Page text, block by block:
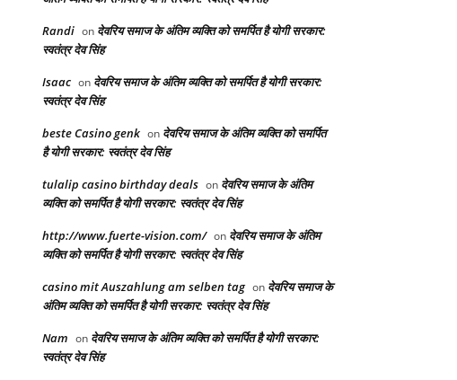
Randi on देवरिय समाज के अंतिम व्यक्ति को समर्पित है योगी सरकार:
स्वतंत्र देव सिंह
Isaac on देवरिय समाज के अंतिम व्यक्ति को समर्पित है योगी सरकार:
स्वतंत्र देव सिंह
beste Casino genk on देवरिय समाज के अंतिम व्यक्ति को समर्पित
है योगी सरकार: स्वतंत्र देव सिंह
tulalip casino birthday deals on देवरिय समाज के अंतिम
व्यक्ति को समर्पित है योगी सरकार: स्वतंत्र देव सिंह
http://www.fuerte-vision.com/ on देवरिय समाज के अंतिम
व्यक्ति को समर्पित है योगी सरकार: स्वतंत्र देव सिंह
casino mit Auszahlung am selben tag on देवरिय समाज के
अंतिम व्यक्ति को समर्पित है योगी सरकार: स्वतंत्र देव सिंह
Nam on देवरिय समाज के अंतिम व्यक्ति को समर्पित है योगी सरकार:
स्वतंत्र देव सिंह